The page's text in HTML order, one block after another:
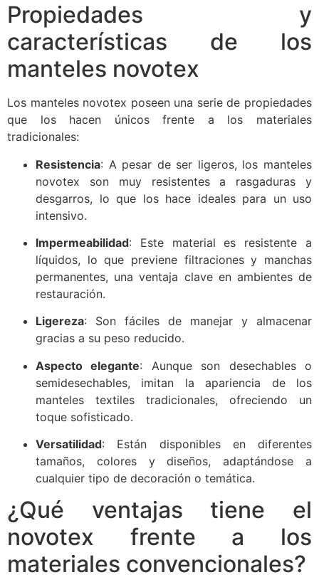
Propiedades y
características de los
manteles novotex
Los manteles novotex poseen una serie de propiedades
que los hacen únicos frente a los materiales
tradicionales:
Resistencia: A pesar de ser ligeros, los manteles
novotex son muy resistentes a rasgaduras y
desgarros, lo que los hace ideales para un uso
intensivo.
Impermeabilidad: Este material es resistente a
líquidos, lo que previene filtraciones y manchas
permanentes, una ventaja clave en ambientes de
restauración.
Ligereza: Son fáciles de manejar y almacenar
gracias a su peso reducido.
Aspecto elegante: Aunque son desechables o
semidesechables, imitan la apariencia de los
manteles textiles tradicionales, ofreciendo un
toque sofisticado.
Versatilidad: Están disponibles en diferentes
tamaños, colores y diseños, adaptándose a
cualquier tipo de decoración o temática.
¿Qué ventajas tiene el
novotex frente a los
materiales convencionales?